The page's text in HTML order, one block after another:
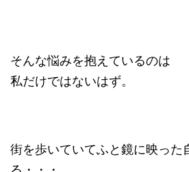
そんな悩みを抱えているのは
私だけではないはず。
街を歩いていてふと鏡に映った